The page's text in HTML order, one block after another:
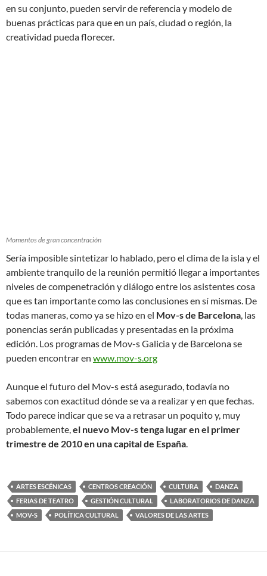
en su conjunto, pueden servir de referencia y modelo de
buenas prácticas para que en un país, ciudad o región, la
creatividad pueda florecer.
Momentos de gran concentración
Sería imposible sintetizar lo hablado, pero el clima de la isla y el
ambiente tranquilo de la reunión permitió llegar a importantes
niveles de compenetración y diálogo entre los asistentes cosa
que es tan importante como las conclusiones en sí mismas. De
todas maneras, como ya se hizo en el Mov-s de Barcelona , las
ponencias serán publicadas y presentadas en la próxima
edición. Los programas de Mov-s Galicia y de Barcelona se
pueden encontrar en www.mov-s.org
Aunque el futuro del Mov-s está asegurado, todavía no
sabemos con exactitud dónde se va a realizar y en que fechas.
Todo parece indicar que se va a retrasar un poquito y, muy
probablemente, el nuevo Mov-s tenga lugar en el primer
trimestre de 2010 en una capital de España
ARTES ESCÉNICAS CENTROS CREACIÓN CULTURA
DANZA
FERIAS DE TEATRO
GESTIÓN CULTURAL
LABORATORIOS DE DANZA
MOV-S
POLÍTICA CULTURAL VALORES DE LAS ARTES